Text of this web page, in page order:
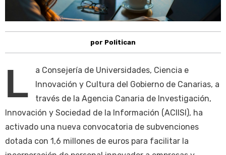
por Politican
L
a Consejería de Universidades, Ciencia e
Innovación y Cultura del Gobierno de Canarias, a
través de la Agencia Canaria de Investigación,
Innovación y Sociedad de la Información (ACIISI), ha
activado una nueva convocatoria de subvenciones
dotada con 1,6 millones de euros para facilitar la